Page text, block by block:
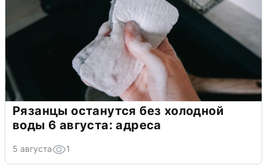
Рязанцы останутся без холодной
воды 6 августа: адреса
5 августа 1